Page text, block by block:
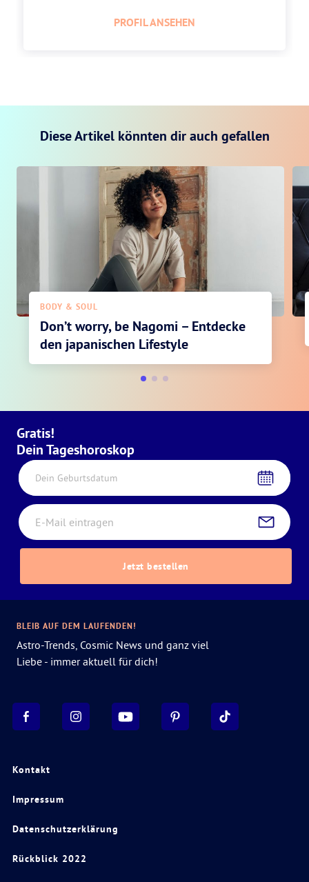
PROFIL ANSEHEN
Diese Artikel könnten dir auch gefallen
BODY & SOUL
Don’t worry, be Nagomi – Entdecke
den japanischen Lifestyle
Gratis!
Dein Tageshoroskop
Dein Geburtsdatum
Jetzt bestellen
Kontakt
Impressum
Datenschutzerklärung
Rückblick 2022
BLEIB AUF DEM LAUFENDEN!
Astro-Trends, Cosmic News und ganz viel
Liebe - immer aktuell für dich!